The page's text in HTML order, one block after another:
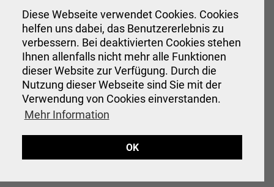
Diese Webseite verwendet Cookies. Cookies
helfen uns dabei, das Benutzererlebnis zu
verbessern. Bei deaktivierten Cookies stehen
Ihnen allenfalls nicht mehr alle Funktionen
dieser Website zur Verfügung. Durch die
Nutzung dieser Webseite sind Sie mit der
Verwendung von Cookies einverstanden.
Mehr Information
OK
Anzeigenannahme
Verwaltung
Veranstaltungen
Hinweise für Autor:innen